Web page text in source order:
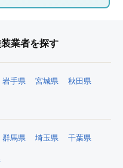
業者を探す
岩手県 宮城県 秋田県
群馬県 埼玉県 千葉県